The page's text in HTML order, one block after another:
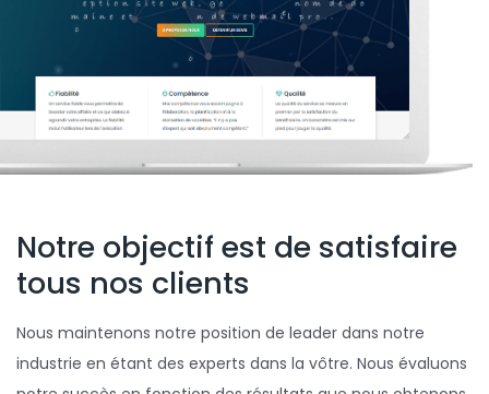
Notre objectif est de satisfaire
tous nos clients
Nous maintenons notre position de leader dans notre
industrie en étant des experts dans la vôtre. Nous évaluons